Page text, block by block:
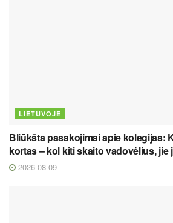
LIETUVOJE
Bliūkšta pasakojimai apie kolegijas:
kortas – kol kiti skaito vadovėlius,
2026 08 09